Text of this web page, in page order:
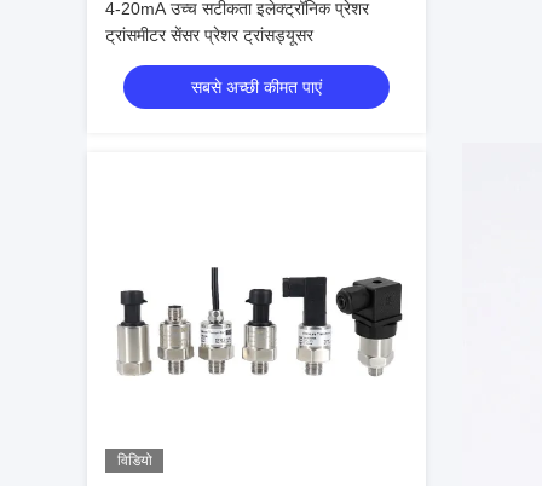
4-20mA उच्च सटीकता इलेक्ट्रॉनिक प्रेशर
ट्रांसमीटर सेंसर प्रेशर ट्रांसड्यूसर
सबसे अच्छी कीमत पाएं
विडियो